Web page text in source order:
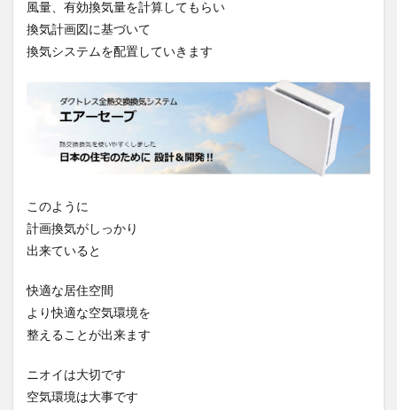
風量、有効換気量を計算してもらい
換気計画図に基づいて
換気システムを配置していきます
このように
計画換気がしっかり
出来ていると
快適な居住空間
より快適な空気環境を
整えることが出来ます
ニオイは大切です
空気環境は大事です